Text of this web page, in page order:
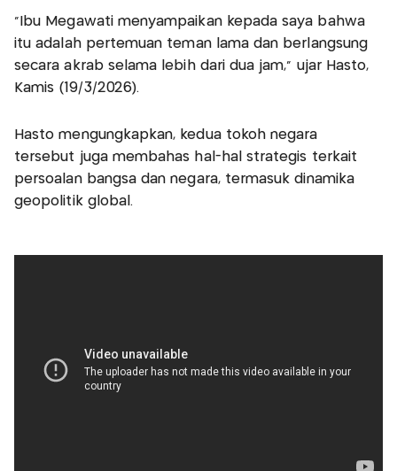
"Ibu Megawati menyampaikan kepada saya bahwa
itu adalah pertemuan teman lama dan berlangsung
secara akrab selama lebih dari dua jam," ujar Hasto,
Kamis (19/3/2026).
Hasto mengungkapkan, kedua tokoh negara
tersebut juga membahas hal-hal strategis terkait
persoalan bangsa dan negara, termasuk dinamika
geopolitik global.